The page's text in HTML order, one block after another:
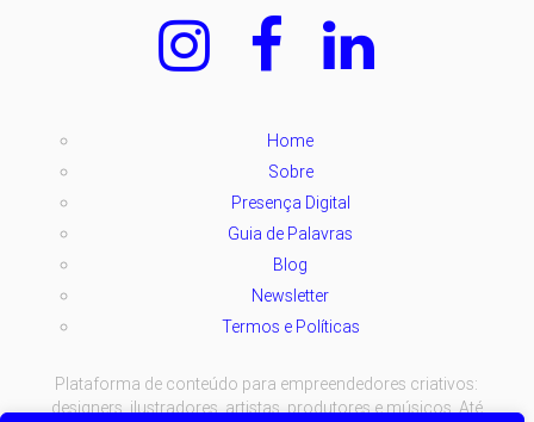
Home
Sobre
Presença Digital
Guia de Palavras
Blog
Newsletter
Termos e Políticas
Plataforma de conteúdo para empreendedores criativos:
designers, ilustradores, artistas, produtores e músicos. Até